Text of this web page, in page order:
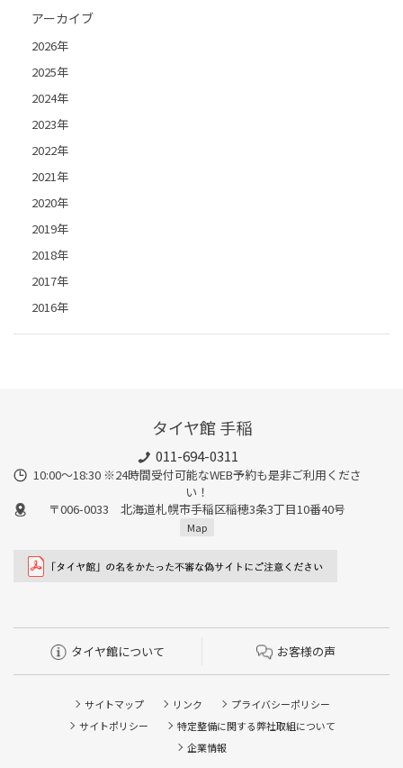
アーカイブ
2026年
2025年
2024年
2023年
2022年
2021年
2020年
2019年
2018年
2017年
2016年
タイヤ館 手稲
011-694-0311
10:00～18:30 ※24時間受付可能なWEB予約も是非ご利用くださ
い！
〒006-0033 北海道札幌市手稲区稲穂3条3丁目10番40号
Map
タイヤ館について お客様の声
サイトマップ リンク
プライバシーポリシー
サイトポリシー
特定整備に関する弊社取組について
企業情報